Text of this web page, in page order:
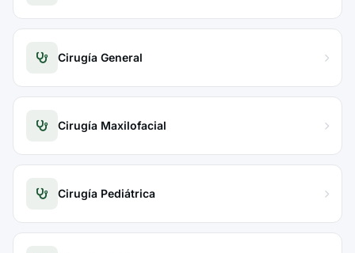
Cirugía General
Cirugía Maxilofacial
Cirugía Pediátrica